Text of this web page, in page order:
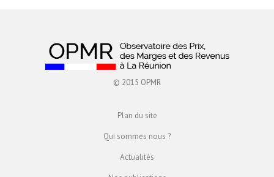
© 2015 OPMR
Plan du site
Qui sommes nous ?
Actualités